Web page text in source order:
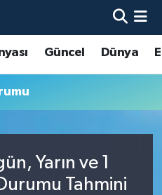
Güncel Dünya
Yarın ve 1
Tahmini